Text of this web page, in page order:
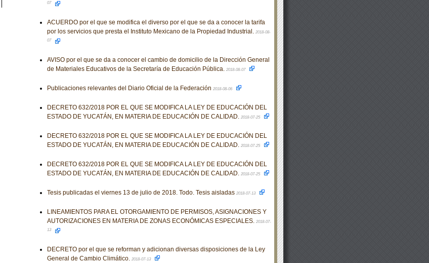
07
ACUERDO por el que se modifica el diverso por el que se da a conocer la tarifa
por los servicios que presta el Instituto Mexicano de la Propiedad Industrial. 2018-08-
07
AVISO por el que se da a conocer el cambio de domicilio de la Dirección General
de Materiales Educativos de la Secretaría de Educación Pública. 2018-08-07
Publicaciones relevantes del Diario Oficial de la Federación 2018-08-06
DECRETO 632/2018 POR EL QUE SE MODIFICA LA LEY DE EDUCACIÓN DEL
ESTADO DE YUCATÁN, EN MATERIA DE EDUCACIÓN DE CALIDAD. 2018-07-25
DECRETO 632/2018 POR EL QUE SE MODIFICA LA LEY DE EDUCACIÓN DEL
ESTADO DE YUCATÁN, EN MATERIA DE EDUCACIÓN DE CALIDAD. 2018-07-25
DECRETO 632/2018 POR EL QUE SE MODIFICA LA LEY DE EDUCACIÓN DEL
ESTADO DE YUCATÁN, EN MATERIA DE EDUCACIÓN DE CALIDAD. 2018-07-25
Tesis publicadas el viernes 13 de julio de 2018. Todo. Tesis aisladas 2018-07-13
LINEAMIENTOS PARA EL OTORGAMIENTO DE PERMISOS, ASIGNACIONES Y
AUTORIZACIONES EN MATERIA DE ZONAS ECONÓMICAS ESPECIALES. 2018-07-
13
DECRETO por el que se reforman y adicionan diversas disposiciones de la Ley
General de Cambio Climático. 2018-07-13